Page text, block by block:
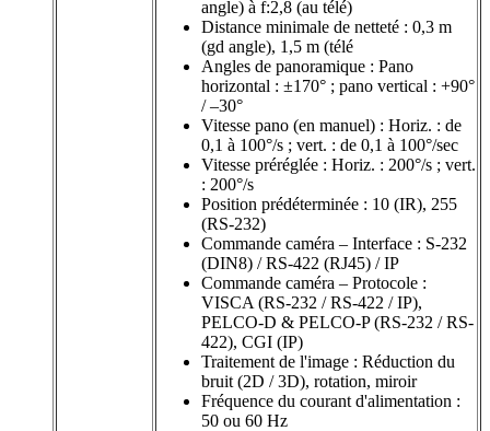
angle) à f:2,8 (au télé)
Distance minimale de netteté : 0,3 m
(gd angle), 1,5 m (télé
Angles de panoramique : Pano
horizontal : ±170° ; pano vertical : +90°
/ –30°
Vitesse pano (en manuel) : Horiz. : de
0,1 à 100°/s ; vert. : de 0,1 à 100°/sec
Vitesse préréglée : Horiz. : 200°/s ; vert.
: 200°/s
Position prédéterminée : 10 (IR), 255
(RS-232)
Commande caméra – Interface : S-232
(DIN8) / RS-422 (RJ45) / IP
Commande caméra – Protocole :
VISCA (RS-232 / RS-422 / IP),
PELCO-D & PELCO-P (RS-232 / RS-
422), CGI (IP)
Traitement de l'image : Réduction du
bruit (2D / 3D), rotation, miroir
Fréquence du courant d'alimentation :
50 ou 60 Hz